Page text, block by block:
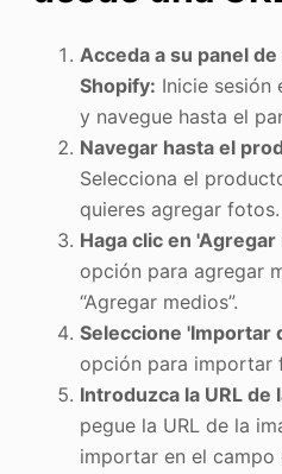
Acceda a su panel
Shopify: Inicie sesión
y navegue hasta el
Navegar hasta el
Selecciona el
quieres agregar fotos.
Haga clic en
opción para agregar
“Agregar medios”.
Seleccione 'Importar
opción para importar
Introduzca la URL de
pegue la URL de la
importar en el campo